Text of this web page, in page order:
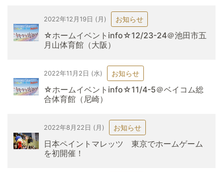
2022年12月19日 (月) お知らせ
☆ホームイベントinfo☆12/23-24＠池田市五
月山体育館（大阪）
2022年11月2日 (水) お知らせ
☆ホームイベントinfo☆11/4-5＠ベイコム総
合体育館（尼崎）
2022年8月22日 (月) お知らせ
日本ペイントマレッツ 東京でホームゲーム
を初開催！